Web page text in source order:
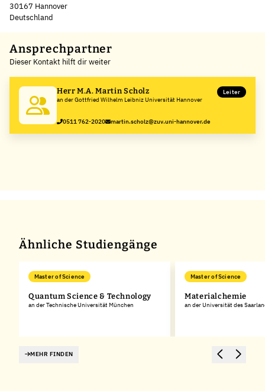
30167 Hannover
Deutschland
+
−
Ansprechpartner
Dieser Kontakt hilft dir weiter
Herr M.A. Martin Scholz
an der Gottfried Wilhelm Leibniz Universität Hannover
Leiter
0511 762-2020 martin.scholz@zuv.uni-hannover.de
Ähnliche Studiengänge
Master of Science
Quantum Science & Technology
an der Technische Universität München
Master of Science
Materialchemie
an der Universität des
MEHR FINDEN